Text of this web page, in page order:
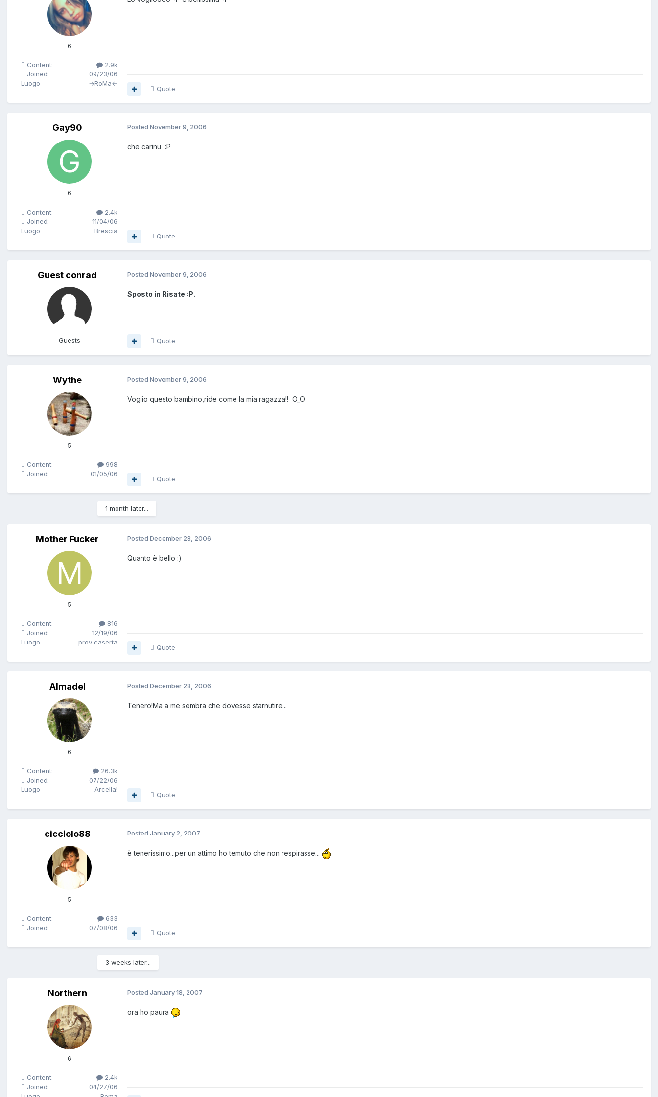
6
Content:
2.9k
Joined:
09/23/06
Luogo
→RoMa←
Quote
Gay90
6
Content:
2.4k
Joined:
11/04/06
Luogo
Brescia
Posted November 9, 2006
che carinu :P
Quote
Guest conrad
Guests
Posted November 9, 2006
Sposto in Risate :P.
Quote
Wythe
5
Content:
998
Joined:
01/05/06
Posted November 9, 2006
Voglio questo bambino,ride come la mia ragazza!! O_O
Quote
1 month later...
Mother Fucker
5
Content:
816
Joined:
12/19/06
Luogo
prov caserta
Posted December 28, 2006
Quanto è bello :)
Quote
Almadel
6
Content:
26.3k
Joined:
07/22/06
Luogo
Arcella!
Posted December 28, 2006
Tenero!Ma a me sembra che dovesse starnutire...
Quote
cicciolo88
5
Content:
633
Joined:
07/08/06
Posted January 2, 2007
è tenerissimo...per un attimo ho temuto che non respirasse...
Quote
3 weeks later...
Northern
6
Content:
2.4k
Joined:
04/27/06
Posted January 18, 2007
ora ho paura